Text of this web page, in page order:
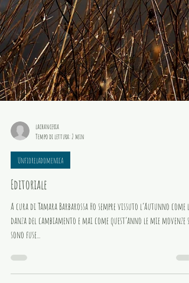
Tempo di lettura: 2 min
Editoriale
A cura di Tamara Barbarossa Ho sempre vissuto l’Autunno come la
danza del cambiamento e mai come quest’anno le mie movenze si